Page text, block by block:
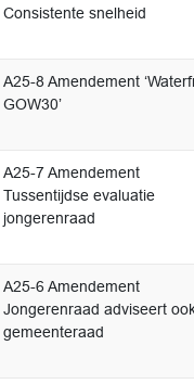
Consistente snelheid
A25-8 Amendement
GOW30’
A25-7 Amendement
Tussentijdse evaluatie
jongerenraad
A25-6 Amendement
Jongerenraad adviseert
gemeenteraad